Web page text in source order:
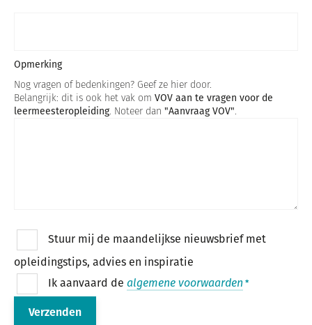
Opmerking
Nog vragen of bedenkingen? Geef ze hier door.
Belangrijk: dit is ook het vak om VOV aan te vragen voor de
leermeesteropleiding. Noteer dan "Aanvraag VOV".
Stuur mij de maandelijkse nieuwsbrief met
opleidingstips, advies en inspiratie
Ik aanvaard de algemene voorwaarden